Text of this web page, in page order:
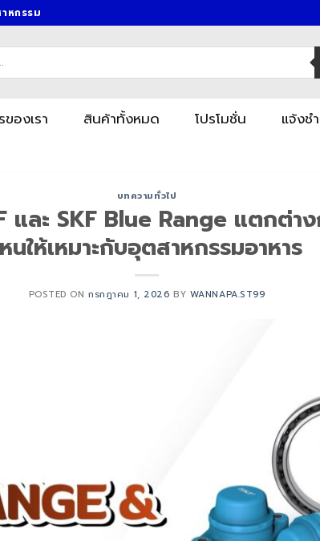
หกรรม
องเรา สินค้าทั้งหมด โปรโมชั่น แจ้งช
บทความทั่วไป
ละ SKF Blue Range แตกต่า
นให้เหมาะกับอุตสาหกรรมอาหาร
POSTED ONกรกฎาคม 1, 2026 BY WANNAPA.ST99